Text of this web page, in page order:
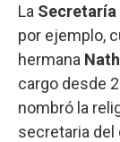
La Secretaría
por ejemplo,
hermana
cargo desde
nombró la
secretaria